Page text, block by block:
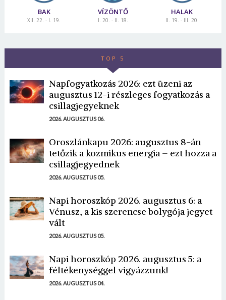
BAK
XII. 22. - I. 19.
VÍZÖNTŐ
I. 20. - II. 18.
HALAK
II. 19. - III. 20.
TOP 5
Napfogyatkozás 2026: ezt üzeni az
augusztus 12-i részleges fogyatkozás a
csillagjegyeknek
2026. AUGUSZTUS 06.
Oroszlánkapu 2026: augusztus 8-án
tetőzik a kozmikus energia – ezt hozza a
csillagjegyednek
2026. AUGUSZTUS 05.
Napi horoszkóp 2026. augusztus 6: a
Vénusz, a kis szerencse bolygója jegyet
vált
2026. AUGUSZTUS 05.
Napi horoszkóp 2026. augusztus 5: a
féltékenységgel vigyázzunk!
2026. AUGUSZTUS 04.